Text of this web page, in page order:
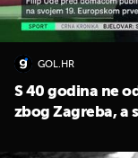
GOL.HR
S 40 godina ne
zbog Zagreba, a